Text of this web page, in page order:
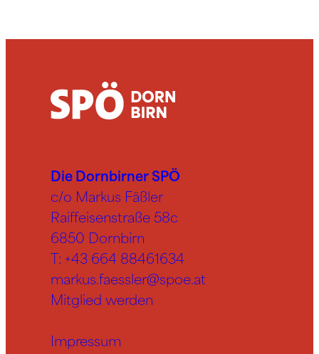
Die Dornbirner SPÖ
c/o Markus Fäßler
Raiffeisenstraße 58c
6850 Dornbirn
T: +43 664 88461634
markus.faessler@spoe.at
Mitglied werden
Impressum